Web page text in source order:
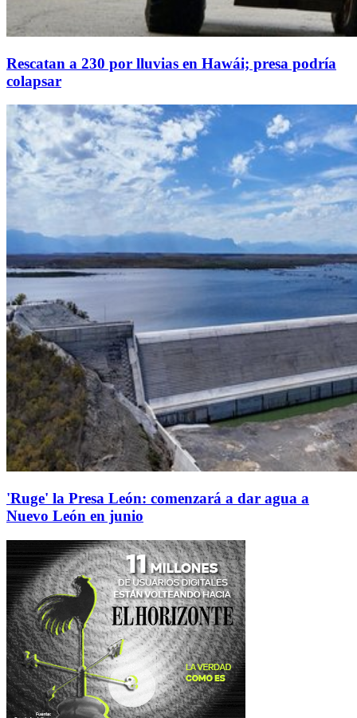
Rescatan a 230 por lluvias en Hawái; presa podría
colapsar
'Ruge' la Presa León: comenzará a dar agua a
Nuevo León en junio